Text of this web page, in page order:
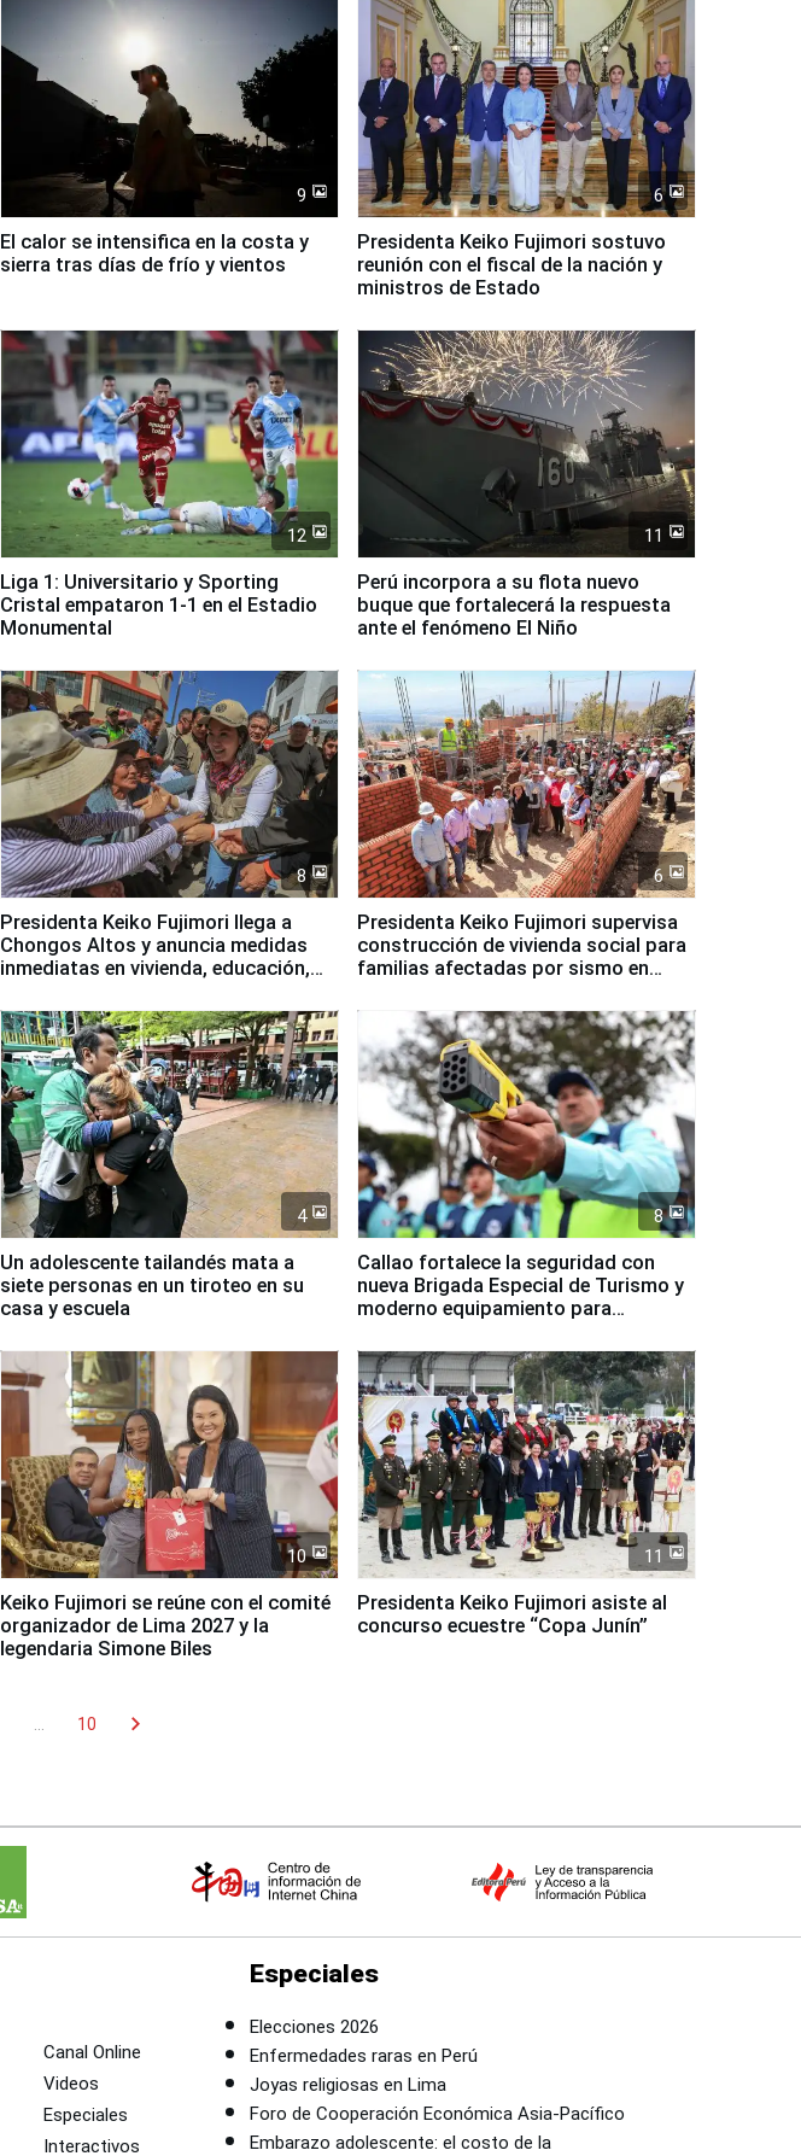
9
El calor se intensifica en la costa y
sierra tras días de frío y vientos
6
Presidenta Keiko Fujimori sostuvo
reunión con el fiscal de la nación y
ministros de Estado
12
Liga 1: Universitario y Sporting
Cristal empataron 1-1 en el Estadio
Monumental
11
Perú incorpora a su flota nuevo
buque que fortalecerá la respuesta
ante el fenómeno El Niño
8
Presidenta Keiko Fujimori llega a
Chongos Altos y anuncia medidas
inmediatas en vivienda, educación,
6
Presidenta Keiko Fujimori supervisa
construcción de vivienda social para
familias afectadas por sismo en
4
Un adolescente tailandés mata a
siete personas en un tiroteo en su
casa y escuela
8
Callao fortalece la seguridad con
nueva Brigada Especial de Turismo y
moderno equipamiento para
10
Keiko Fujimori se reúne con el comité
organizador de Lima 2027 y la
legendaria Simone Biles
11
Presidenta Keiko Fujimori asiste al
concurso ecuestre “Copa Junín”
10 chevron_right
Canal Online
Videos
Especiales
Interactivos
Especiales
Elecciones 2026
Enfermedades raras en Perú
Joyas religiosas en Lima
Foro de Cooperación Económica Asia-Pacífico
Embarazo adolescente: el costo de la